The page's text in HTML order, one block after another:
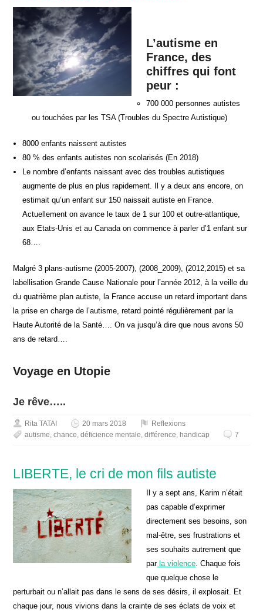
L’autisme en
France, des
chiffres qui font
peur :
700 000 personnes autistes
ou touchées par les TSA (Troubles du Spectre Autistique)
8000 enfants naissent autistes
80 % des enfants autistes non scolarisés (En 2018)
Le nombre d’enfants naissant avec des troubles autistiques
augmente de plus en plus rapidement. Il y a deux ans encore, on
estimait qu’un enfant sur 150 naissait autiste en France.
Actuellement on avance le taux de 1 sur 100 et outre-atlantique,
aux Etats-Unis et au Canada on commence à parler d’1 enfant sur
68….
Malgré 3 plans-autisme (2005-2007), (2008_2009), (2012,2015) et sa
labellisation Grande Cause Nationale pour l’année 2012, à la veille du
du quatrième plan autiste, la France accuse un retard important dans
la prise en charge de l’autisme, retard pointé régulièrement par la
Haute Autorité de la Santé…. On va jusqu’à dire que nous avons 50
ans de retard….
Voyage en Utopie
Je rêve…..
Rita TATAI 20 mars 2018
Reflexions
autisme,chance,déficience mentale,différence, handicap 7
LIBERTE, le cri de mon fils autiste
Il y a sept ans, Karim n’était
pas capable d’exprimer
directement ses besoins, son
mal-être, ses frustrations et
ses souhaits autrement que
parla violence. Chaque fois
que quelque chose le
perturbait ou n’allait pas dans le sens de ses désirs, il explosait. Et
chaque jour, nous vivions dans la crainte de ses éclats de voix et